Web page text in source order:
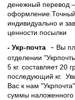
денежный перевод
индивидуально и
ценности посылки
- Укр-почта
- Вы
отделении
5 кг. составляет 20
последующий кг.
Вас к нам
суммы наложенного